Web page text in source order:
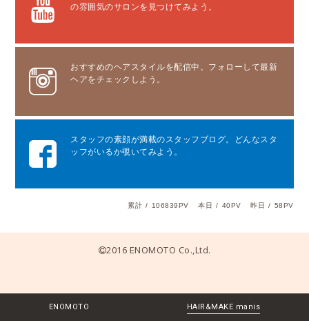
の雰囲気のサロンを見つけてみよう。
おすすめのヘアスタイルを配信中。フォローして最新
ヘアをチェックしよう。
スタッフの素顔が満載のスタッフブログ。どんなスタ
ッフがいるか覗いてみよう。
累計 / 106839PV 本日 / 40PV 昨日 / 58PV
2016 ENOMOTO Co.,Ltd.
ENOMOTO HAIR&MAKE manis